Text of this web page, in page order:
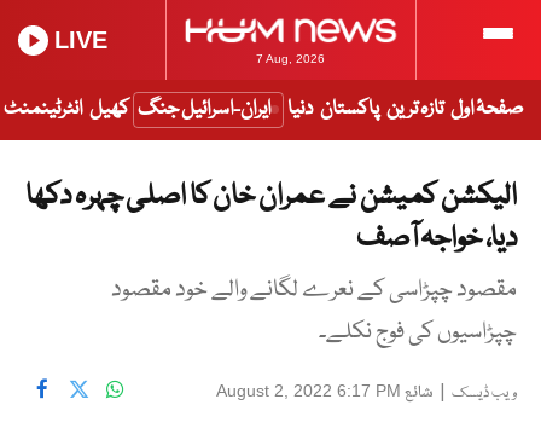
7 Aug, 2026
LIVE
صفحۂ اول تازہ ترین پاکستان دنیا ایران-اسرائیل جنگ کھیل انٹرٹینمنٹ
الیکشن کمیشن نے عمران خان کا اصلی چہرہ دکھا
دیا، خواجہ آصف
مقصود چپڑاسی کے نعرے لگانے والے خود مقصود
چپڑاسیوں کی فوج نکلے۔
ویب ڈیسک | شائع August 2, 2022 6:17 PM